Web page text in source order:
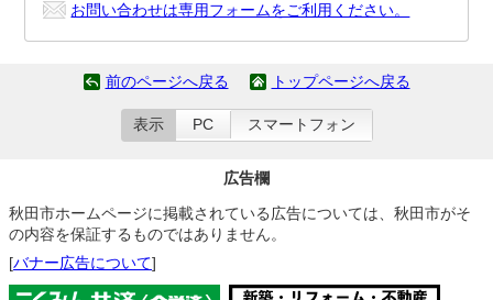
お問い合わせは専用フォームをご利用ください。
前のページへ戻る トップページへ戻る
表示 PC スマートフォン
広告欄
秋田市ホームページに掲載されている広告については、秋田市がそ
の内容を保証するものではありません。
[バナー広告について]